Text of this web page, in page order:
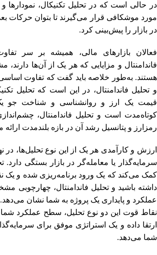
در حالی است که در تحلیل تکنیکال، نمودارها و
مورد موشکافی قرار می‌گیرند تا بتوان حرکات
در بازار را پیش‌بینی کرد.
فعالان بازارهای مالی، همیشه بر سر
فاندامنتال و مزایایی که هر یک از آن‌ها
هستند. به‌طور خلاصه باید گفت که تفاوت اساسی
و تحلیل فاندامنتال، در این است که تحلیل
قیمت یک ارز و روانشناسی و شناخت جو یک
کوتاه‌مدت است و تحلیل فاندامنتال،
رمزارز و پتانسیل رشد آن در بازه بلندمدت ارائه
ارزش و کارآمدی هر یک از این نوع تحلیل‌ها، در
سرمایه‌گذار یا معامله‌گر در بازار بستگی دارد.
کمک می‌کند که یک ورود برنامه‌ریزی شده و یک
داشته باشید و تحلیل فاندامنتال، چهارچوبی
عملکرد و پایداری یک پروژه به شما نشان می‌دهد.
نقاط قوت این دو نوع تحلیل، سطح عملکرد شما
ارتقا داده و یک استراتژی موفق برای
شما می‌دهد.